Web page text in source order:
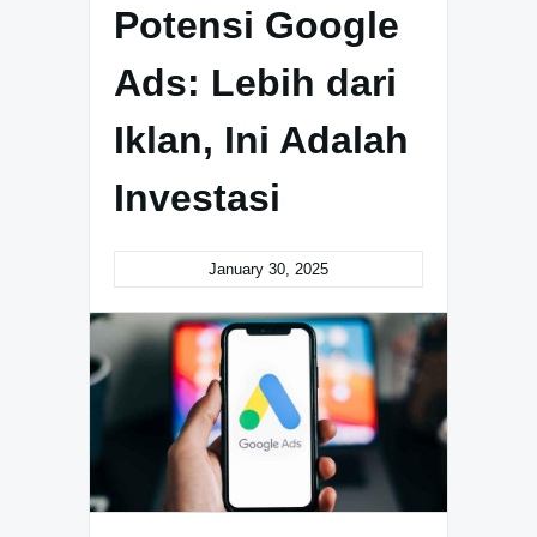
Potensi Google
Ads: Lebih dari
Iklan, Ini Adalah
Investasi
January 30, 2025